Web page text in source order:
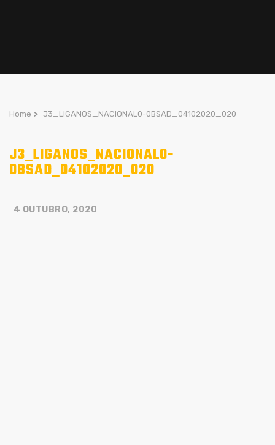
Home > J3_LIGANOS_NACIONAL0-0BSAD_04102020_020
J3_LIGANOS_NACIONAL0-
0BSAD_04102020_020
4 OUTUBRO, 2020